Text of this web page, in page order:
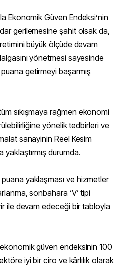
Ekonomik Güven Endeksi’nin
gerilemesine şahit olsak da,
büyük ölçüde devam
yönetmesi sayesinde
getirmeyi başarmış
sıkışmaya rağmen ekonomi
yönelik tedbirleri ve
sanayinin Reel Kesim
yaklaştırmış durumda.
yaklaşması ve hizmetler
sonbahara ‘V’ tipi
ile devam edeceği bir tabloyla
güven endeksinin 100
iyi bir ciro ve kârlılık olarak